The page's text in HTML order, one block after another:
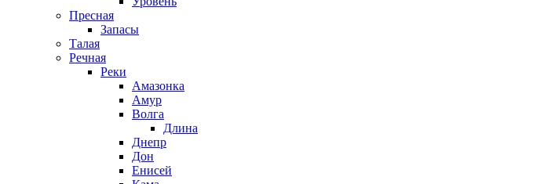
Пресная
Запасы
Талая
Речная
Реки
Амазонка
Амур
Волга
Длина
Днепр
Дон
Енисей